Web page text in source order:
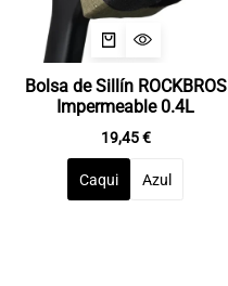
Bolsa de Sillín ROCKBROS
Impermeable 0.4L
19,45€
Caqui Azul